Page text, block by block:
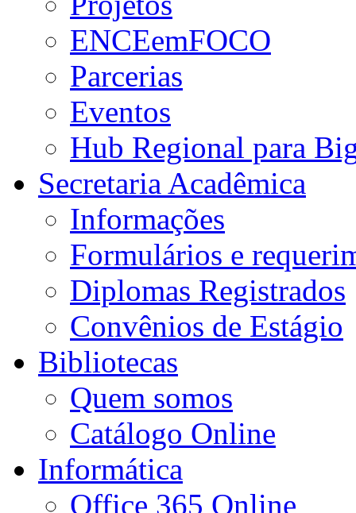
ENCEemFOCO
Parcerias
Eventos
Hub Regional para
Secretaria Acadêmica
Informações
Formulários e
Diplomas Registrados
Convênios de Estágio
Bibliotecas
Quem somos
Catálogo Online
Informática
Office 365 Online